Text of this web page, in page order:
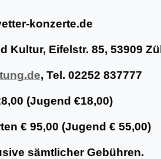
konzerte.de
Kultur, Eifelstr. 85, 53909
, Tel. 02252 837777
(Jugend €18,00)
€ 95,00 (Jugend € 55,00)
sämtlicher Gebühren.